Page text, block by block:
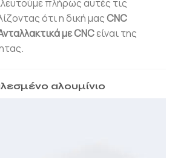
πλήρως αυτές τις
ότι η δική μαςCNC
με CNCείναι της
αλουμίνιο